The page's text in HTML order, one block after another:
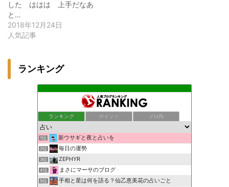
した ははは 上手だなあ
と…
2018年12月24日
人気記事
ランキング
ランキング ポイント ブロ画
1位 新ウサギと夜と占いを
2位 毎日の運勢
3位 ZEPHYR
4位 まさにマーサのブログ
5位 手相と星は何を語る？仙乙恵美花の占いごと